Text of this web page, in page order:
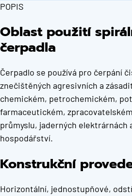
POPIS
Oblast použití
čerpadla
Čerpadlo se používá pro čerpání
znečištěných agresivních a
chemickém, petrochemickém,
farmaceutickém,
průmyslu, jaderných elektrárnách
hospodářství.
Konstrukční
Horizontální, jednostupňové,